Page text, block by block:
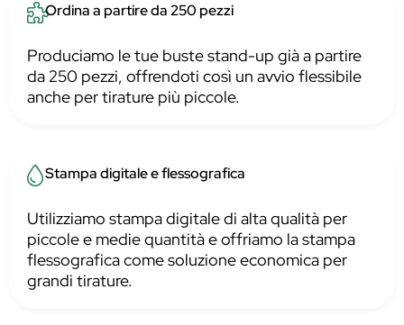
Ordina a partire da 250 pezzi
Produciamo le tue buste stand-up già a partire
da 250 pezzi, offrendoti così un avvio flessibile
anche per tirature più piccole.
Stampa digitale e flessografica
Utilizziamo stampa digitale di alta qualità per
piccole e medie quantità e offriamo la stampa
flessografica come soluzione economica per
grandi tirature.